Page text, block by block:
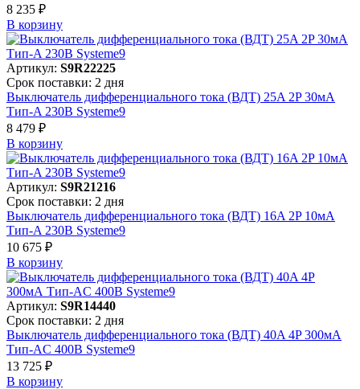
8 235 ₽
В корзинy
Артикул: S9R22225
Срок поставки: 2 дня
Выключатель дифференциального тока (ВДТ) 25A 2P 30мА
Тип-A 230В Systeme9
8 479 ₽
В корзинy
Артикул: S9R21216
Срок поставки: 2 дня
Выключатель дифференциального тока (ВДТ) 16A 2P 10мА
Тип-A 230В Systeme9
10 675 ₽
В корзинy
Артикул: S9R14440
Срок поставки: 2 дня
Выключатель дифференциального тока (ВДТ) 40A 4P 300мА
Тип-AC 400В Systeme9
13 725 ₽
В корзинy